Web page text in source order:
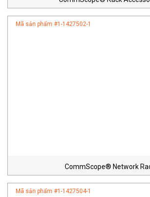
Mã sản phẩm #1-1427502-1
CommScope® Network
Mã sản phẩm #1-1427504-1